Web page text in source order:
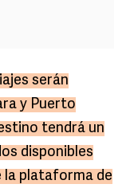
serán
y Puerto
tendrá un
disponibles
la plataforma de